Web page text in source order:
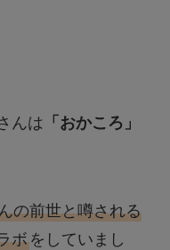
んは 「おかころ」
の前世と噂される
ボをしていまし